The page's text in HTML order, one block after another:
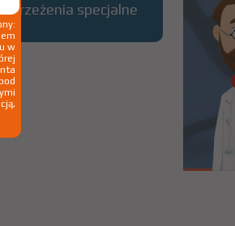
specjalne
w